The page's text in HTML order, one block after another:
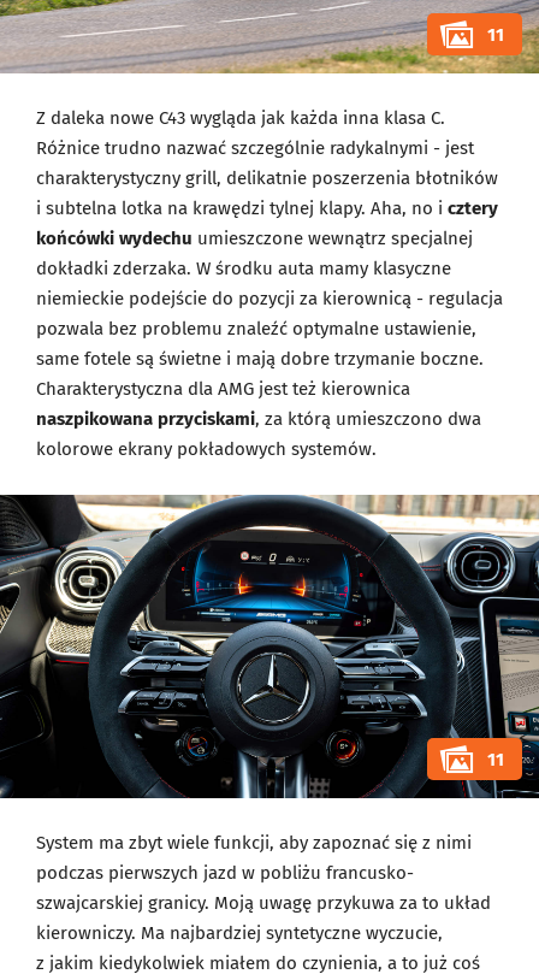
11
Z daleka nowe C43 wygląda jak każda inna klasa C.
Różnice trudno nazwać szczególnie radykalnymi - jest
charakterystyczny grill, delikatnie poszerzenia błotników
i subtelna lotka na krawędzi tylnej klapy. Aha, no i cztery
końcówki wydechu umieszczone wewnątrz specjalnej
dokładki zderzaka. W środku auta mamy klasyczne
niemieckie podejście do pozycji za kierownicą - regulacja
pozwala bez problemu znaleźć optymalne ustawienie,
same fotele są świetne i mają dobre trzymanie boczne.
Charakterystyczna dla AMG jest też kierownica
naszpikowana przyciskami, za którą umieszczono dwa
kolorowe ekrany pokładowych systemów.
11
System ma zbyt wiele funkcji, aby zapoznać się z nimi
podczas pierwszych jazd w pobliżu francusko-
szwajcarskiej granicy. Moją uwagę przykuwa za to układ
kierowniczy. Ma najbardziej syntetyczne wyczucie,
z jakim kiedykolwiek miałem do czynienia, a to już coś